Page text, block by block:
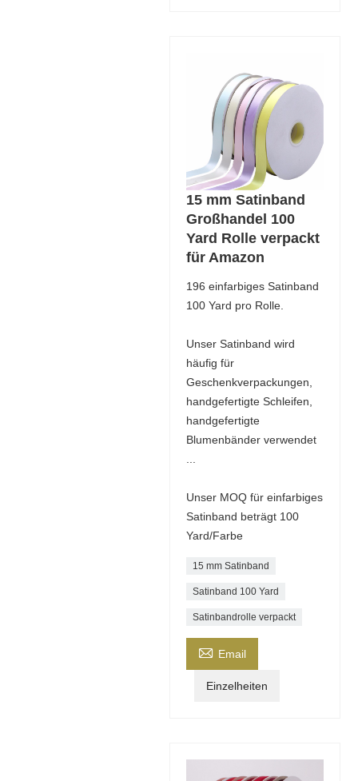
15 mm Satinband
Großhandel 100
Yard Rolle verpackt
für Amazon
196 einfarbiges Satinband
100 Yard pro Rolle.
Unser Satinband wird
häufig für
Geschenkverpackungen,
handgefertigte Schleifen,
handgefertigte
Blumenbänder verwendet
Unser MOQ für einfarbiges
Satinband beträgt 100
Yard/Farbe
15 mm Satinband
Satinband 100 Yard
Satinbandrolle verpackt
 Email
Einzelheiten